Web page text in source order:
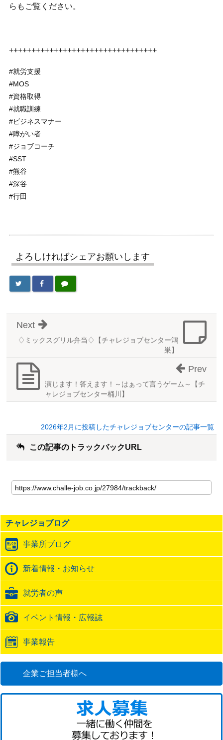
らもご覧ください。
+++++++++++++++++++++++++++++++++
#就労支援
#MOS
#資格取得
#就職訓練
#ビジネスマナー
#障がい者
#ジョブコーチ
#SST
#熊谷
#深谷
#行田
よろしければシェアお願いします
♢ミックスグリル弁当♢【チャレジョブセンター鴻
巣】
Next
演じます！答えます！～はぁって言うゲーム～【チ
ャレジョブセンター桶川】
Prev
2026年2月に投稿したチャレジョブセンターの記事一覧
この記事のトラックバックURL
の
記
の
ト
ラ
ッ
ク
バ
ッ
URL
チャレジョブログ
事業所ブログ
新着情報・お知らせ
就労者の声
イベント情報・広報誌
事業報告
企業ご担当者様へ